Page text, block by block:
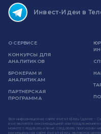
Инвест-Идеи в
О СЕРВИСЕ
КОНКУРСЫ ДЛЯ
АНАЛИТИКОВ
БРОКЕРАМ И
АНАЛИТИКАМ
ПАРТНЕРСКАЯ
ПРОГРАММА
Вся информация на сайте invest-idei.ru (далее -
и не является рекомендацией или
можете следовать или не следовать прогнозам
размещены на сайте invest-idei.ru, являются